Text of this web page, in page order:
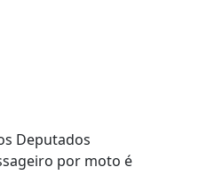
Deputados
por moto é